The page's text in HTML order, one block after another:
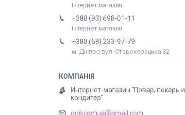
Інтернет магазин
+380 (93) 698-01-11
Інтернет магазин
+380 (68) 233-97-79
м. Дніпро вул. Старокозацька 32
Интернет-магазин "Повар, пекарь и
кондитер"
ppikcomua@gmail.com